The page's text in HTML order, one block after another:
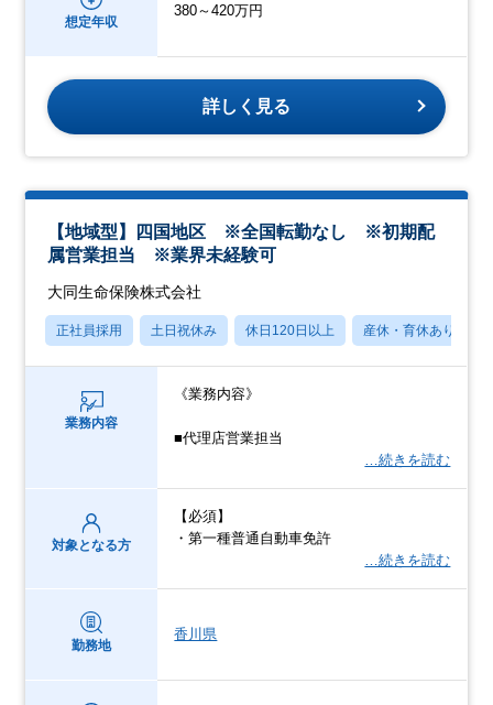
想定年収
380～420万円
詳しく見る
【地域型】四国地区 ※全国転勤なし ※初期配
属営業担当 ※業界未経験可
大同生命保険株式会社
正社員採用 土日祝休み 休日120日以上 産休・育休あり
業務内容
《業務内容》
■代理店営業担当
…続きを読む
対象となる方
【必須】
・第一種普通自動車免許
…続きを読む
勤務地
香川県